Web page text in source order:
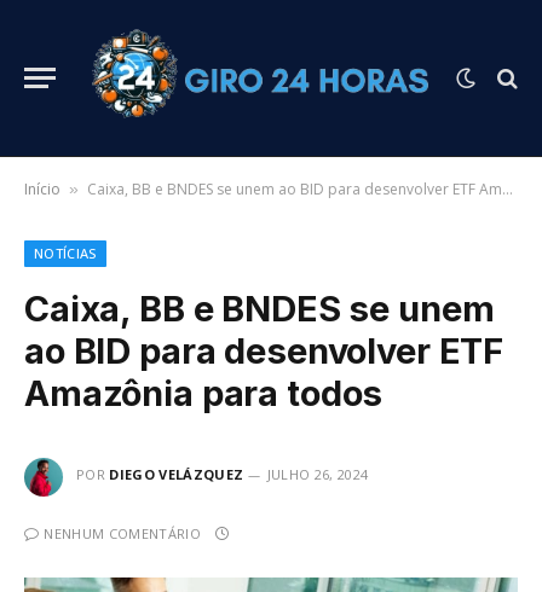
Início » Caixa, BB e BNDES se unem ao BID para desenvolver ETF Amazônia para todos
NOTÍCIAS
Caixa, BB e BNDES se unem
ao BID para desenvolver ETF
Amazônia para todos
POR DIEGO VELÁZQUEZ JULHO 26, 2024
NENHUM COMENTÁRIO